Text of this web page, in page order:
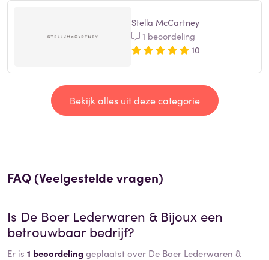
Stella McCartney
1 beoordeling
10
Bekijk alles uit deze categorie
FAQ (Veelgestelde vragen)
Is De Boer Lederwaren & Bijoux een
betrouwbaar bedrijf?
Er is 1 beoordelinggeplaatst over De Boer Lederwaren &